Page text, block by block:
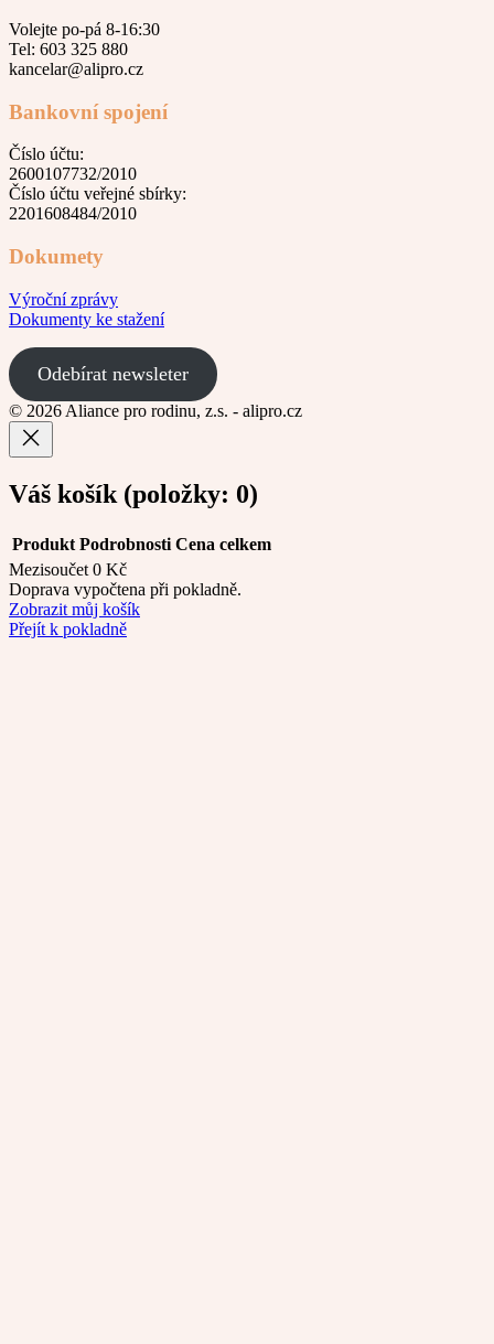
Volejte po-pá 8-16:30
Tel: 603 325 880
kancelar@alipro.cz
Bankovní spojení
Číslo účtu:
2600107732/2010
Číslo účtu veřejné sbírky:
2201608484/2010
Dokumety
Výroční zprávy
Dokumenty ke stažení
Odebírat newsleter
© 2026 Aliance pro rodinu, z.s. - alipro.cz
Váš košík (položky: 0)
Produkty
v
Produkt Podrobnosti Cena celkem
Mezisoučet 0 Kč
Doprava vypočtena při pokladně.
Zobrazit můj košík
Přejít k pokladně